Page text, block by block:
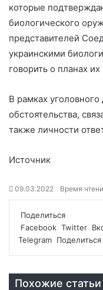
которые
биологического
представителей
украинскими
говорить о планах
В рамках уголовного
обстоятельства,
также личности
Источник
09.03.2022 Время
Поделиться
Facebook Twitter
Telegram
Похожие статьи